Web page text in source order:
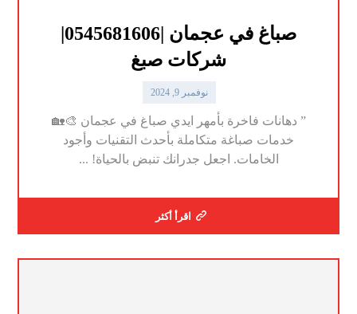
شركات صبغ
نوفمبر 9, 2024
” دهانات فاخرة بأمهر ايدي صباغ في عجمان 🎨🏡
خدمات صباغة متكاملة بأحدث التقنيات وأجود
الخامات. اجعل جدرانك تنبض بالحياة! ...
اقرأ أكثر